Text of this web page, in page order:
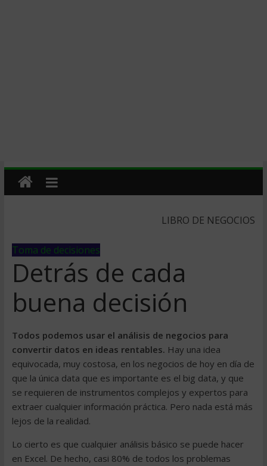
LIBRO DE NEGOCIOS
Toma de decisiones
Detrás de cada
buena decisión
Todos podemos usar el análisis de negocios para
convertir datos en ideas rentables. Hay una idea
equivocada, muy costosa, en los negocios de hoy en día de
que la única data que es importante es el big data, y que
se requieren de instrumentos complejos y expertos para
extraer cualquier información práctica. Pero nada está más
lejos de la realidad.
Lo cierto es que cualquier análisis básico se puede hacer
en Excel. De hecho, casi 80% de todos los problemas